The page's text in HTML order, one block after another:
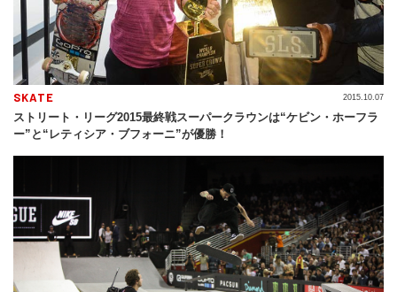
SKATE
ストリート・リーグ2015最終戦スーパークラウンは“ケビン・ホーフラ
ー”と“レティシア・ブフォーニ”が優勝！
2015.10.07